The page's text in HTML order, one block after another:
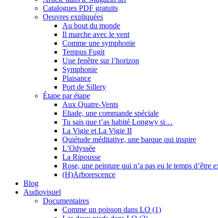
Catalogues PDF gratuits
Oeuvres expliquées
Au bout du monde
Il marche avec le vent
Comme une symphonie
Tempus Fugit
Une fenêtre sur l’horizon
Symphonie
Plaisance
Port de Sillery
Étape par étape
Aux Quatre-Vents
Eliade, une commande spéciale
Tu sais que t’as habité Longwy si…
La Vigie et La Vigie II
Quiétude méditative, une barque qui inspire
L’Odyssée
La Ripousse
Rose, une peinture qui n’a pas eu le temps d’être
(H)Arborescence
Blog
Audiovisuel
Documentaires
Comme un poisson dans LO (1)